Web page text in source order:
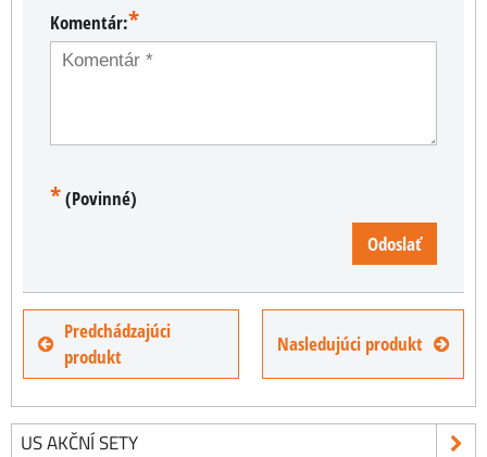
Komentár:*
*(Povinné)
Odoslať
Predchádzajúci
produkt
Nasledujúci produkt
US AKČNÍ SETY